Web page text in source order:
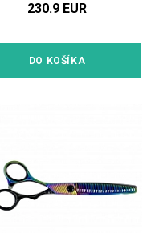
230.9 EUR
DO KOŠÍKA